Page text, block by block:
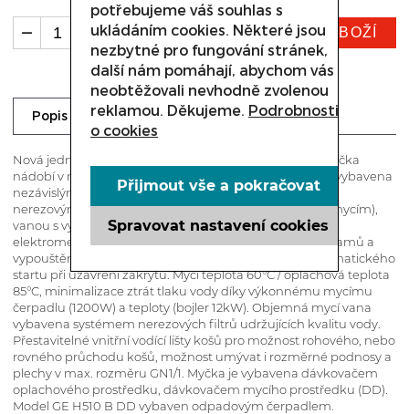
ks KOUPIT ZBOŽÍ
Popis Dotaz prodejci
Nová jednoplášťová průchozí výkonná automatická myčka
nádobí v nerezovém provedení a atraktivním designu, vybavena
nezávislými rotačními rameny (spodním oplachovým,
nerezovým mycím, horním oplachovým a nerezovým mycím),
vanou s vyjímatelnými nerezovými filtry, snadným,
elektromechanickým ovládáním (otočný ovladač programů a
vypouštění, kontrolka teploty a napájení) a funkcí automatického
startu při uzavření zákrytu. Mycí teplota 60°C / oplachová teplota
85°C, minimalizace ztrát tlaku vody díky výkonnému mycímu
čerpadlu (1200W) a teploty (bojler 12kW). Objemná mycí vana
vybavena systémem nerezových filtrů udržujících kvalitu vody.
Přestavitelné vnitřní vodící lišty košů pro možnost rohového, nebo
rovného průchodu košů, možnost umývat i rozměrné podnosy a
plechy v max. rozměru GN1/1. Myčka je vybavena dávkovačem
oplachového prostředku, dávkovačem mycího prostředku (DD).
Model GE H510 B DD vybaven odpadovým čerpadlem.
potřebujeme váš souhlas s
ukládáním cookies. Některé jsou
nezbytné pro fungování stránek,
další nám pomáhají, abychom vás
neobtěžovali nevhodně zvolenou
reklamou. Děkujeme. Podrobnosti
o cookies
Spravovat nastavení cookies
Přijmout vše a pokračovat